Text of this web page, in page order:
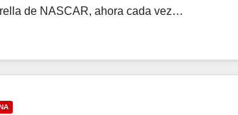
de NASCAR, ahora cada vez…